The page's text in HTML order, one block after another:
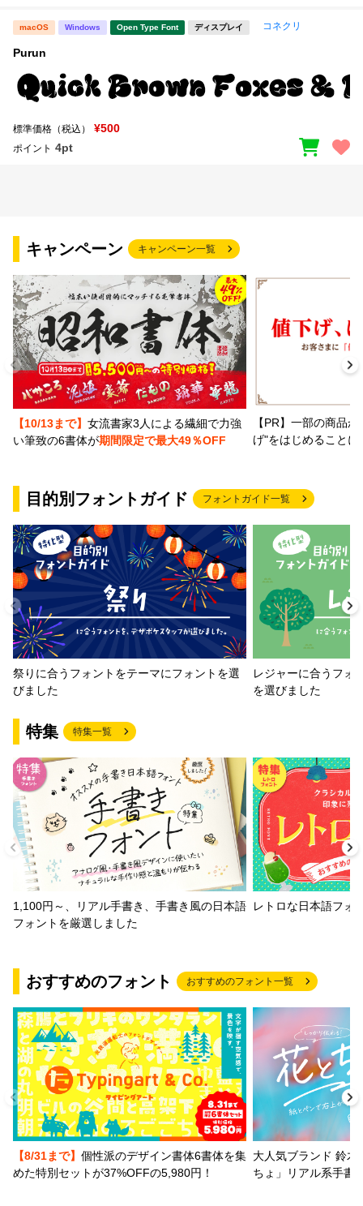
macOS Windows Open Type Font ディスプレイ コネクリ
Purun
標準価格（税込） ¥500
ポイント 4pt
キャンペーン キャンペーン一覧
【10/13まで】 女流書家3人による繊細で力強
い筆致の6書体が期間限定で最大49％OFF
【PR】一部の商品
げ"をはじめること
目的別フォントガイド フォントガイド一覧
祭りに合うフォントをテーマにフォントを選
びました
レジャーに合うフォ
を選びました
特集 特集一覧
1,100円～、リアル手書き、手書き風の日本語
フォントを厳選しました
レトロな日本語フォ
おすすめのフォント おすすめのフォント一覧
【8/31まで】 個性派のデザイン書体6書体を集
めた特別セットが37%OFFの5,980円！
大人気ブランド 鈴木
ちょ」リアル系手書